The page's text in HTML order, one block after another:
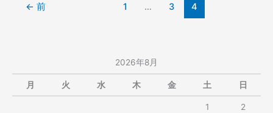
か。
← 前 1 … 3 4
2026年8月
月 火 水 木 金 土 日
1
2